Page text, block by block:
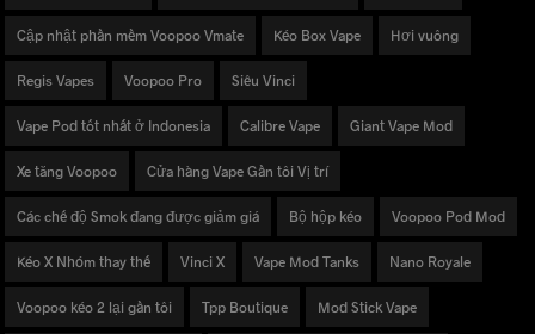
Cập nhật phần mềm Voopoo Vmate Kéo Box Vape Hơi vuông
Regis Vapes Voopoo Pro Siêu Vinci
Vape Pod tốt nhất ở Indonesia Calibre Vape Giant Vape Mod
Xe tăng Voopoo Cửa hàng Vape Gần tôi Vị trí
Các chế độ Smok đang được giảm giá Bộ hộp kéo Voopoo Pod Mod
Kéo X Nhóm thay thế Vinci X Vape Mod Tanks Nano Royale
Voopoo kéo 2 lại gần tôi Tpp Boutique Mod Stick Vape